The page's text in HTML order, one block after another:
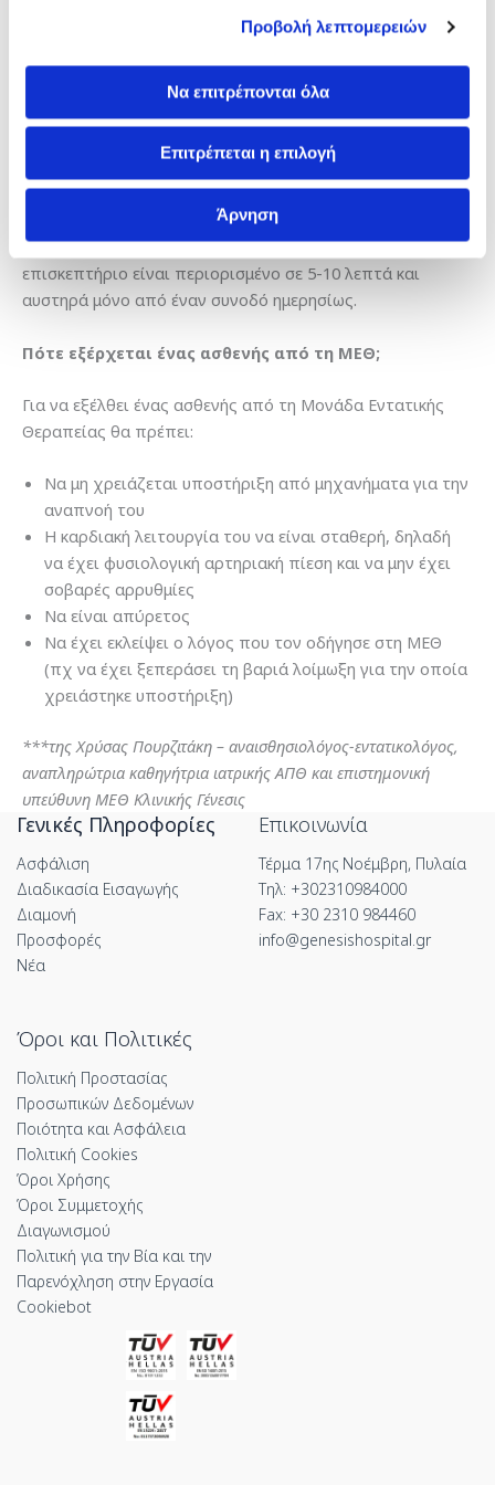
Προβολή λεπτομερειών
Να επιτρέπονται όλα
Επιτρέπεται η επιλογή
Άρνηση
Οι συγγενείς ενός ασθενούς μπορούν να τον
επισκεφτούν όσο βρίσκεται στη ΜΕΘ;
Όπως σε όλα τα τμήματα ενός νοσοκομείου οι συνοδοί
μπορούν να ενημερώνονται και να επισκέπτονται τον
συγγενή όταν νοσηλεύεται στη ΜΕΘ. Η διαφορά με τις
ΜΕΘ είναι ότι επειδή οι ασθενείς βρίσκονται ήδη σε βαριά
κατάσταση, κινδυνεύουν από λοιμώξεις, οπότε το
επισκεπτήριο είναι περιορισμένο σε 5-10 λεπτά και
αυστηρά μόνο από έναν συνοδό ημερησίως.
Πότε εξέρχεται ένας ασθενής από τη ΜΕΘ;
Για να εξέλθει ένας ασθενής από τη Μονάδα Εντατικής
Θεραπείας θα πρέπει:
Να μη χρειάζεται υποστήριξη από μηχανήματα για την
αναπνοή του
Η καρδιακή λειτουργία του να είναι σταθερή, δηλαδή
να έχει φυσιολογική αρτηριακή πίεση και να μην έχει
σοβαρές αρρυθμίες
Να είναι απύρετος
Να έχει εκλείψει ο λόγος που τον οδήγησε στη ΜΕΘ
(πχ να έχει ξεπεράσει τη βαριά λοίμωξη για την οποία
χρειάστηκε υποστήριξη)
***της Χρύσας Πουρζιτάκη – αναισθησιολόγος-εντατικολόγος,
αναπληρώτρια καθηγήτρια ιατρικής ΑΠΘ και επιστημονική
υπεύθυνη ΜΕΘ Κλινικής Γένεσις
Γενικές Πληροφορίες
Ασφάλιση
Διαδικασία Εισαγωγής
Διαμονή
Προσφορές
Νέα
Επικοινωνία
Τέρμα 17ης Νοέμβρη, Πυλαία
Τηλ: +302310984000
Fax: +30 2310 984460
info@genesishospital.gr
Όροι και Πολιτικές
Πολιτική Προστασίας
Προσωπικών Δεδομένων
Ποιότητα και Ασφάλεια
Πολιτική Cookies
Όροι Χρήσης
Όροι Συμμετοχής
Διαγωνισμού
Πολιτική για την Βία και την
Παρενόχληση στην Εργασία
Cookiebot